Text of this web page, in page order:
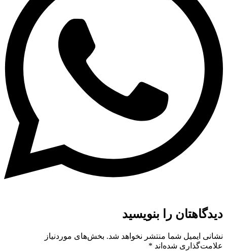
دیدگاهتان را بنویسید
نشانی ایمیل شما منتشر نخواهد شد. بخش‌های موردنیاز
علامت‌گذاری شده‌اند *